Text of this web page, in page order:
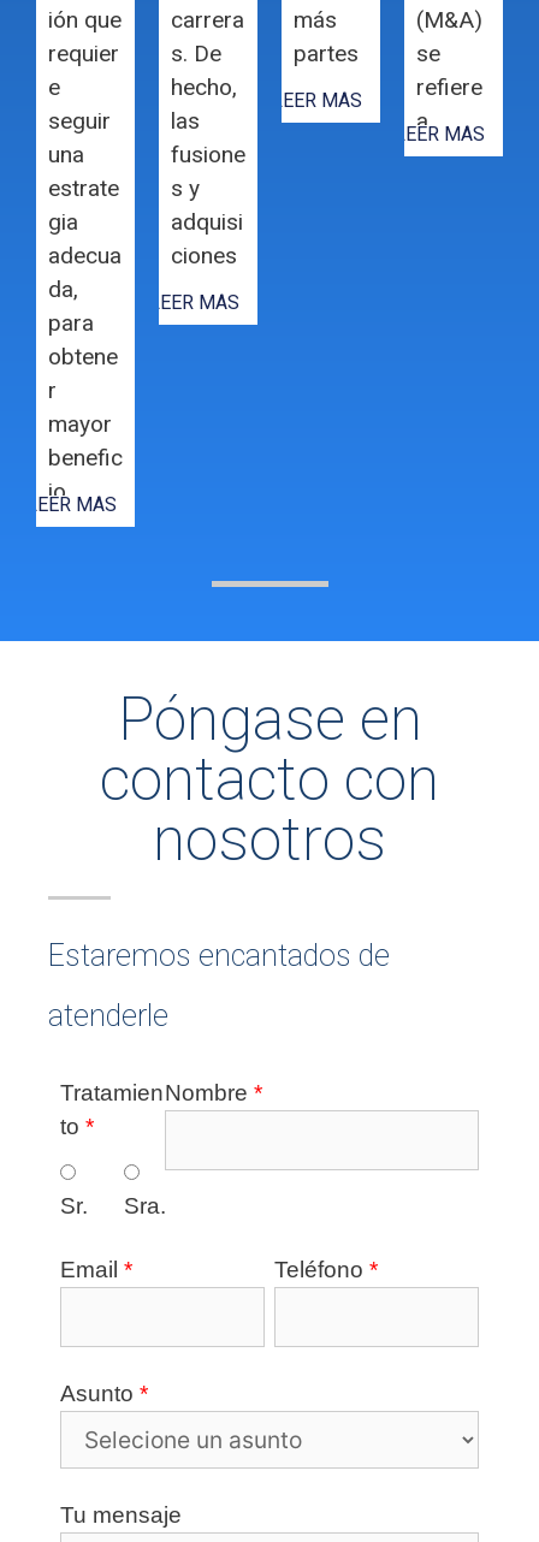
ión que
requier
e
seguir
una
estrate
gia
adecua
da,
para
obtene
r
mayor
benefic
io…
LEER MÁS
carrera
s. De
hecho,
las
fusione
s y
adquisi
ciones
…
LEER MÁS
más
partes
…
LEER MÁS
(M&A)
se
refiere
a…
LEER MÁS
Póngase en
contacto con
nosotros
Estaremos encantados de
atenderle
Tratamien
to *
Sr. Sra.
Nombre *
Email * Teléfono *
Asunto *
Tu mensaje